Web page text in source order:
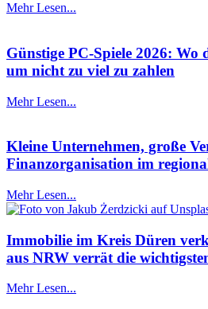
Mehr Lesen...
Günstige PC-Spiele 2026: Wo
um nicht zu viel zu zahlen
Mehr Lesen...
Kleine Unternehmen, große
Finanzorganisation im
Mehr Lesen...
Immobilie im Kreis Düren
aus NRW verrät die
Mehr Lesen...